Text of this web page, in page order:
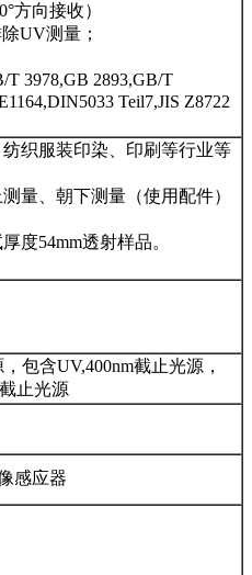
方向接收）
UV测量；
3978,GB 2893,GB/T
Teil7,JIS Z8722
织服装印染、印刷等行业等
量、朝下测量（使用配件）
度54mm透射样品。
包含UV,400nm截止光源，
止光源
感应器